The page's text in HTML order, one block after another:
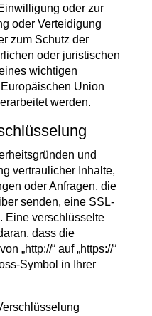
oder zur
oder Verteidigung
zum Schutz der
oder juristischen
wichtigen
Union
werden.
und
vertraulicher Inhalte,
oder Anfragen, die
senden, eine SSL-
Eine verschlüsselte
dass die
„http://“ auf „https://“
Symbol in Ihrer